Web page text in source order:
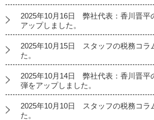
2025年10月16日 弊社代表：香川晋平
アップしました。
2025年10月15日 スタッフの税務コラ
た。
2025年10月14日 弊社代表：香川晋平
弾をアップしました。
2025年10月10日 スタッフの税務コラ
た。